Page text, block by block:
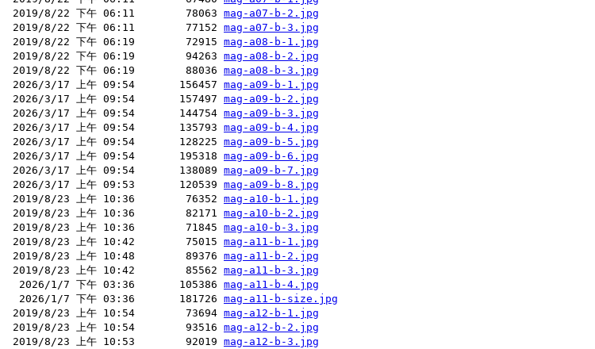
2019/8/22 下午 06:11        78063 mag-a07-b-2.jpg
2019/8/22 下午 06:11        77152 mag-a07-b-3.jpg
2019/8/22 下午 06:19        72915 mag-a08-b-1.jpg
2019/8/22 下午 06:19        94263 mag-a08-b-2.jpg
2019/8/22 下午 06:19        88036 mag-a08-b-3.jpg
2026/3/17 上午 09:54       156457 mag-a09-b-1.jpg
2026/3/17 上午 09:54       157497 mag-a09-b-2.jpg
2026/3/17 上午 09:54       144754 mag-a09-b-3.jpg
2026/3/17 上午 09:54       135793 mag-a09-b-4.jpg
2026/3/17 上午 09:54       128225 mag-a09-b-5.jpg
2026/3/17 上午 09:54       195318 mag-a09-b-6.jpg
2026/3/17 上午 09:54       138089 mag-a09-b-7.jpg
2026/3/17 上午 09:53       120539 mag-a09-b-8.jpg
2019/8/23 上午 10:36        76352 mag-a10-b-1.jpg
2019/8/23 上午 10:36        82171 mag-a10-b-2.jpg
2019/8/23 上午 10:36        71845 mag-a10-b-3.jpg
2019/8/23 上午 10:42        75015 mag-a11-b-1.jpg
2019/8/23 上午 10:48        89376 mag-a11-b-2.jpg
2019/8/23 上午 10:42        85562 mag-a11-b-3.jpg
  2026/1/7 下午 03:36       105386
mag-a11-b-4.jpg
  2026/1/7 下午 03:36       181726
mag-a11-b-size.jpg
2019/8/23 上午 10:54        73694 mag-a12-b-1.jpg
2019/8/23 上午 10:54        93516 mag-a12-b-2.jpg
2019/8/23 上午 10:53        92019 mag-a12-b-3.jpg